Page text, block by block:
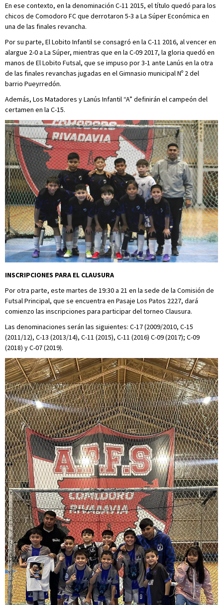
En ese contexto, en la denominación C-11 2015, el título quedó para los
chicos de Comodoro FC que derrotaron 5-3 a La Súper Económica en
una de las finales revancha.
Por su parte, El Lobito Infantil se consagró en la C-11 2016, al vencer en
alargue 2-0 a La Súper, mientras que en la C-09 2017, la gloria quedó en
manos de El Lobito Futsal, que se impuso por 3-1 ante Lanús en la otra
de las finales revanchas jugadas en el Gimnasio municipal Nº 2 del
barrio Pueyrredón.
Además, Los Matadores y Lanús Infantil “A” definirán el campeón del
certamen en la C-15.
INSCRIPCIONES PARA EL CLAUSURA
Por otra parte, este martes de 19:30 a 21 en la sede de la Comisión de
Futsal Principal, que se encuentra en Pasaje Los Patos 2227, dará
comienzo las inscripciones para participar del torneo Clausura.
Las denominaciones serán las siguientes: C-17 (2009/2010, C-15
(2011/12), C-13 (2013/14), C-11 (2015), C-11 (2016) C-09 (2017); C-09
(2018) y C-07 (2019).